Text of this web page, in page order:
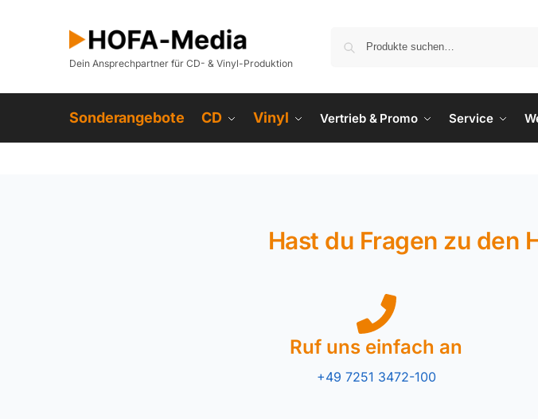
Dein Ansprechpartner für CD- & Vinyl-Produktion
Sonderangebote CD Vinyl Vertrieb & Promo Service
Hast du Fragen zu den
Ruf uns einfach an
+49 7251 3472-100